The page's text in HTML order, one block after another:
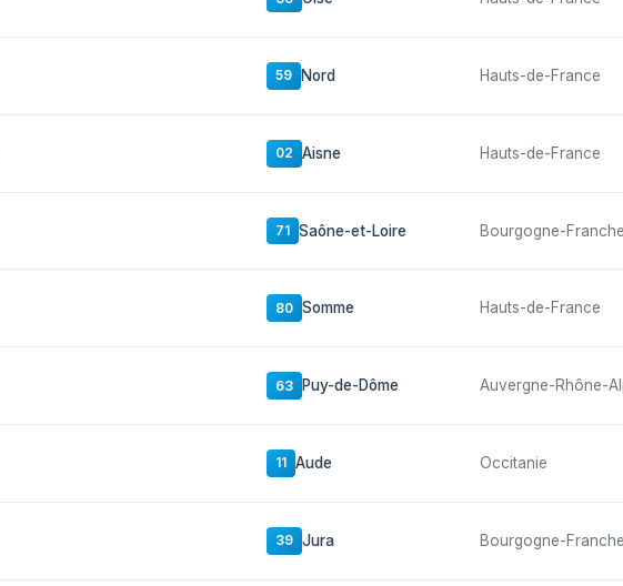
59 Nord Hauts-de-France
02 Aisne Hauts-de-France
71 Saône-et-Loire Bourgogne-
80 Somme Hauts-de-France
63 Puy-de-Dôme Auvergne-Rhône-
11 Aude Occitanie
39 Jura Bourgogne-